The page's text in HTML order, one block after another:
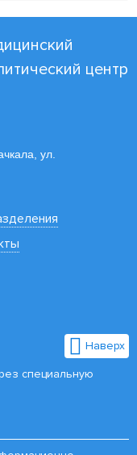
центр
ул.
Наверх
специальную